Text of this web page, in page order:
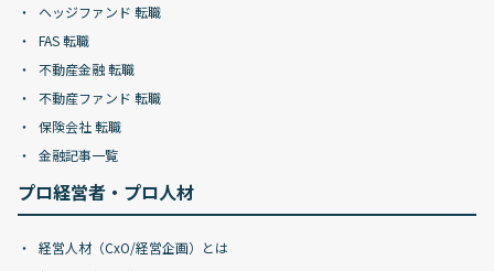
ヘッジファンド 転職
FAS 転職
不動産金融 転職
不動産ファンド 転職
保険会社 転職
金融記事一覧
プロ経営者・プロ人材
経営人材（CxO/経営企画）とは